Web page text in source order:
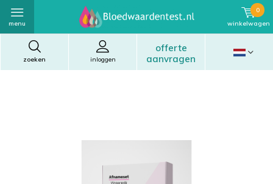
zoeken
offerte
aanvragen
inloggen
menu winkelwagen
0